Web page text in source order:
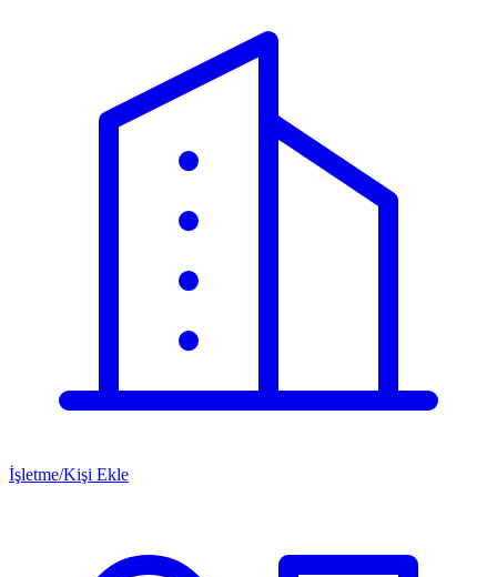
İşletme/Kişi Ekle